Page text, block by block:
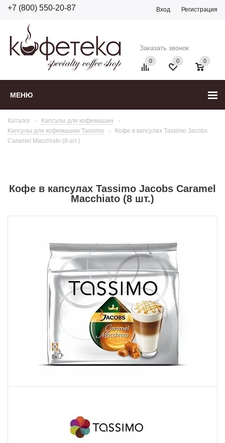
+7 (800) 550-20-87 Вход Регистрация
МЕНЮ
Заказать звонок
0 0
0
Каталог - Капсулы для кофемашин
-
Капсулы для кофемашин Tassimo
-
Кофе в капсулах Tassimo Jacobs
Caramel Macchiato (8 шт.)
Кофе в капсулах Tassimo Jacobs Caramel
Macchiato (8 шт.)